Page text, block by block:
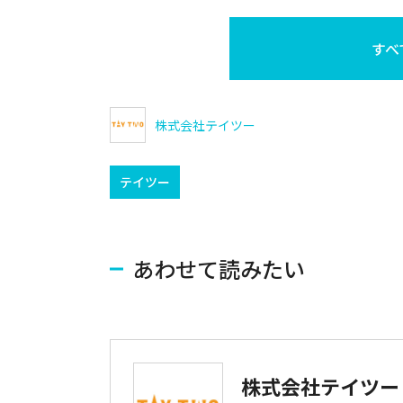
す
株式会社テイツー
テイツー
あわせて読みたい
株式会社テイツー